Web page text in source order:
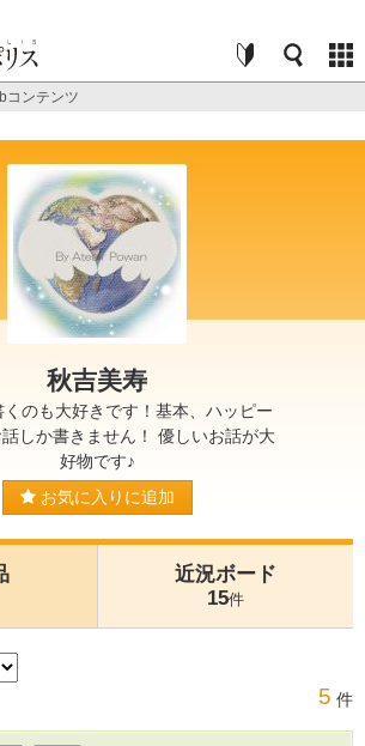
コンテンツ
秋吉美寿
のも大好きです！基本、ハッピー
しか書きません！ 優しいお話が大
好物です♪
お気に入りに追加
近況ボード
15件
5 件